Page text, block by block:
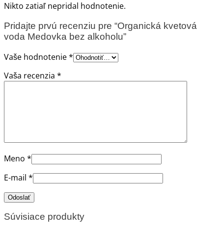
Nikto zatiaľ nepridal hodnotenie.
Pridajte prvú recenziu pre “Organická kvetová
voda Medovka bez alkoholu”
Vaše hodnotenie*
Vaša recenzia *
Meno *
E-mail *
Súvisiace produkty